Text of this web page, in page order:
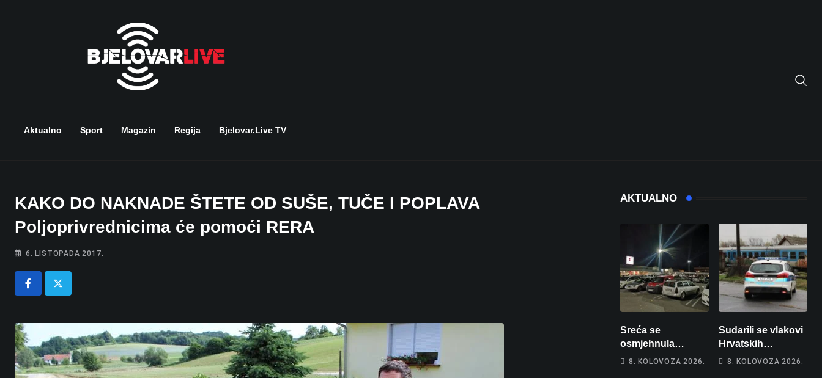
Aktualno Sport Magazin Regija Bjelovar.live TV
KAKO DO NAKNADE ŠTETE OD SUŠE, TUČE I POPLAVA
Poljoprivrednicima će pomoći RERA
6. LISTOPADA 2017.
AKTUALNO
Sreća se
osmjehnula
Bjelovarčaninu:
8. KOLOVOZA 2026.
Sudarili se vlakovi
Hrvatskih
željeznica. Šestero
8. KOLOVOZA 2026.